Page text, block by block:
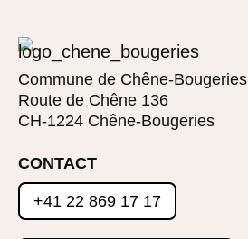
Commune de Chêne-Bougeries
Route de Chêne 136
CH-1224 Chêne-Bougeries
CONTACT
+41 22 869 17 17